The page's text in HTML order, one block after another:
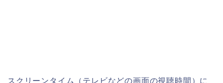
スクリーンタイム（テレビなどの画面の視聴時間）に